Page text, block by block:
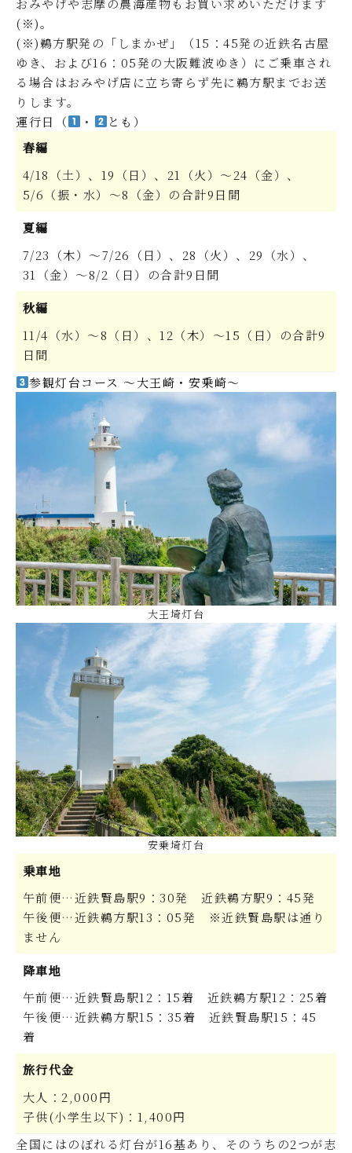
おみやげや志摩の農海産物もお買い求めいただけます
(※)。
(※)鵜方駅発の「しまかぜ」（15：45発の近鉄名古屋
ゆき、および16：05発の大阪難波ゆき）にご乗車され
る場合はおみやげ店に立ち寄らず先に鵜方駅までお送
りします。
運行日（
・
とも）
春編
4/18（土）、19（日）、21（火）～24（金）、
5/6（振・水）～8（金）の合計9日間
夏編
7/23（木）～7/26（日）、28（火）、29（水）、
31（金）～8/2（日）の合計9日間
秋編
11/4（水）～8（日）、12（木）～15（日）の合計9
日間
参観灯台コース ～大王崎・ 安乗崎～
大王埼灯台
安乗埼灯台
乗車地
午前便…近鉄賢島駅9：30発 近鉄鵜方駅9：45発
午後便…近鉄鵜方駅13：05発 ※近鉄賢島駅は通り
ません
降車地
午前便…近鉄賢島駅12：15着 近鉄鵜方駅12：25着
午後便…近鉄鵜方駅15：35着 近鉄賢島駅15：45
着
旅行代金
大人：2,000円
子供(小学生以下)：1,400円
全国にはのぼれる灯台が16基あり、そのうちの2つが志